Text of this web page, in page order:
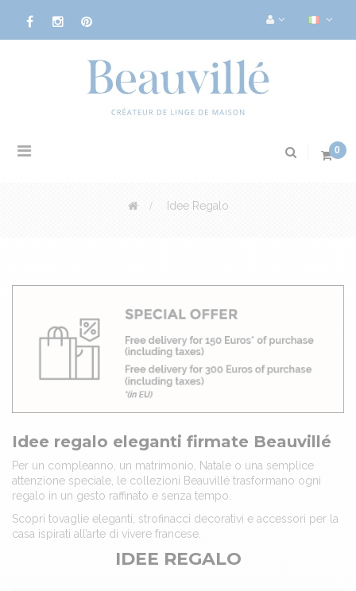
Navigazione
0
> Idee Regalo
Idee regalo eleganti firmate Beauvillé
Per un compleanno, un matrimonio, Natale o una semplice
attenzione speciale, le collezioni Beauvillé trasformano ogni
regalo in un gesto raffinato e senza tempo.
Scopri tovaglie eleganti, strofinacci decorativi e accessori per la
casa ispirati all’arte di vivere francese.
IDEE REGALO